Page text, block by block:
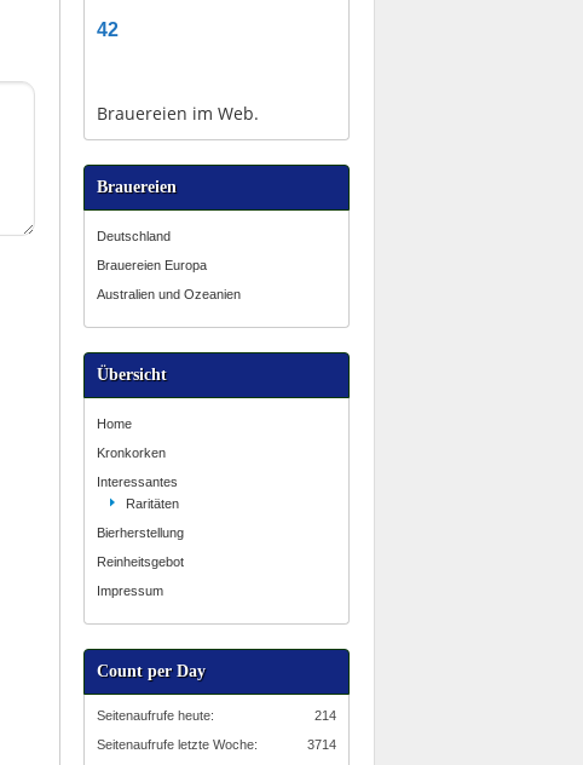
42
Brauereien im Web.
Brauereien
Deutschland
Brauereien Europa
Australien und Ozeanien
Übersicht
Home
Kronkorken
Interessantes
Raritäten
Bierherstellung
Reinheitsgebot
Impressum
Count per Day
214
Seitenaufrufe heute:
3714
Seitenaufrufe letzte Woche: